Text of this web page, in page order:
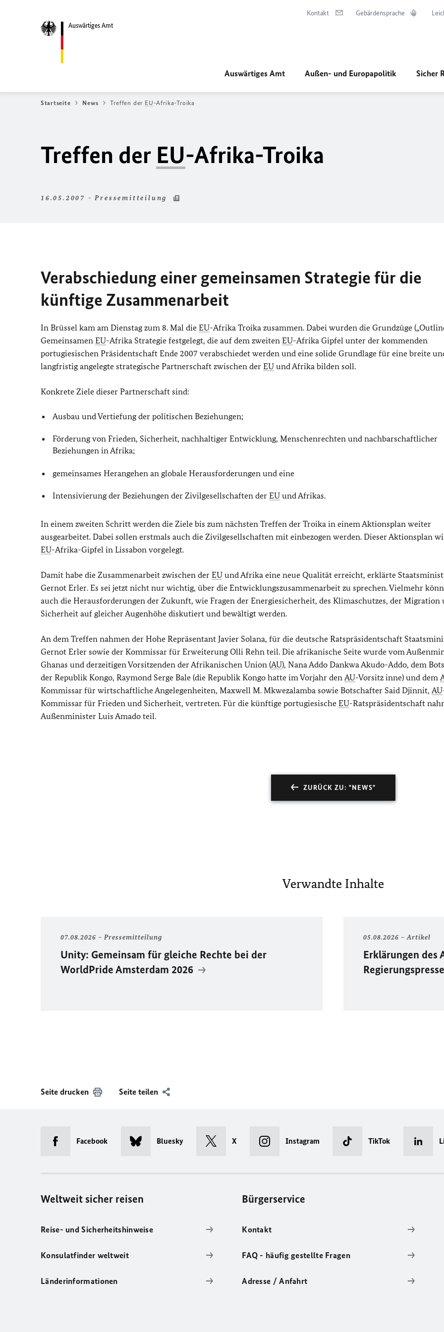
Auswärtiges Amt
Kontakt Gebärdensprache
Auswärtiges Amt Außen- und Europapolitik Sicher
Startseite News Treffen der EU -Afrika-Troika
Treffen der EU-Afrika-Troika
16.05.2007 - Pressemitteilung
Verabschiedung einer gemeinsamen Strategie für die
künftige Zusammenarbeit
In Brüssel kam am Dienstag zum 8. Mal die EU-Afrika Troika zusammen. Dabei wurden die Grundzüge („
Gemeinsamen EU-Afrika Strategie festgelegt, die auf dem zweiten EU-Afrika Gipfel unter der kommenden
portugiesischen Präsidentschaft Ende 2007 verabschiedet werden und eine solide Grundlage für eine breite
langfristig angelegte strategische Partnerschaft zwischen der EU und Afrika bilden soll.
Konkrete Ziele dieser Partnerschaft sind:
Ausbau und Vertiefung der politischen Beziehungen;
Förderung von Frieden, Sicherheit, nachhaltiger Entwicklung, Menschenrechten und nachbarschaftlicher
Beziehungen in Afrika;
gemeinsames Herangehen an globale Herausforderungen und eine
Intensivierung der Beziehungen der Zivilgesellschaften der EU und Afrikas.
In einem zweiten Schritt werden die Ziele bis zum nächsten Treffen der Troika in einem Aktionsplan weiter
ausgearbeitet. Dabei sollen erstmals auch die Zivilgesellschaften mit einbezogen werden. Dieser Aktionsplan
EU-Afrika-Gipfel in Lissabon vorgelegt.
Damit habe die Zusammenarbeit zwischen der EU und Afrika eine neue Qualität erreicht, erklärte
Gernot Erler. Es sei jetzt nicht nur wichtig, über die Entwicklungszusammenarbeit zu sprechen. Vielmehr
auch die Herausforderungen der Zukunft, wie Fragen der Energiesicherheit, des Klimaschutzes, der Migration
Sicherheit auf gleicher Augenhöhe diskutiert und bewältigt werden.
An dem Treffen nahmen der Hohe Repräsentant Javier Solana, für die deutsche Ratspräsidentschaft
Gernot Erler sowie der Kommissar für Erweiterung Olli Rehn teil. Die afrikanische Seite wurde vom
Ghanas und derzeitigen Vorsitzenden der Afrikanischen Union (AU), Nana Addo Dankwa Akudo-Addo, dem
der Republik Kongo, Raymond Serge Bale (die Republik Kongo hatte im Vorjahr den AU-Vorsitz inne) und dem
Kommissar für wirtschaftliche Angelegenheiten, Maxwell M. Mkwezalamba sowie Botschafter Said Djinnit, AU
Kommissar für Frieden und Sicherheit, vertreten. Für die künftige portugiesische EU-Ratspräsidentschaft
Außenminister Luis Amado teil.
ZURÜCK ZU: "NEWS"
Verwandte Inhalte
07.08.2026 Pressemitteilung
Unity: Gemeinsam für gleiche Rechte bei der
WorldPrideAmsterdam 2026
05.08.2026 Artikel
Erklärungen des
Seite drucken Seite teilen
Facebook Bluesky X Instagram TikTok
Weltweit sicher reisen
Reise- und Sicherheitshinweise
Konsulatfinder weltweit
Länderinformationen
Bürgerservice
Kontakt
FAQ - häufig gestellte Fragen
Adresse / Anfahrt